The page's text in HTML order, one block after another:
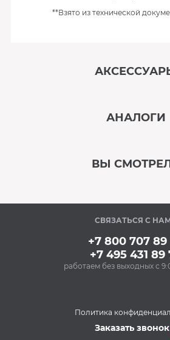
**Взято из технической
(500 мл) (для
шкафов, грилей,
кухонных
468 Р
АНАЛОГИ
Вытяжка FALMEC
ВЫ
В
СВЯЗАТЬСЯ С
+7 800 707 89
+7 495 431 89
работаем без выходных с
Политика
Заказать звонок